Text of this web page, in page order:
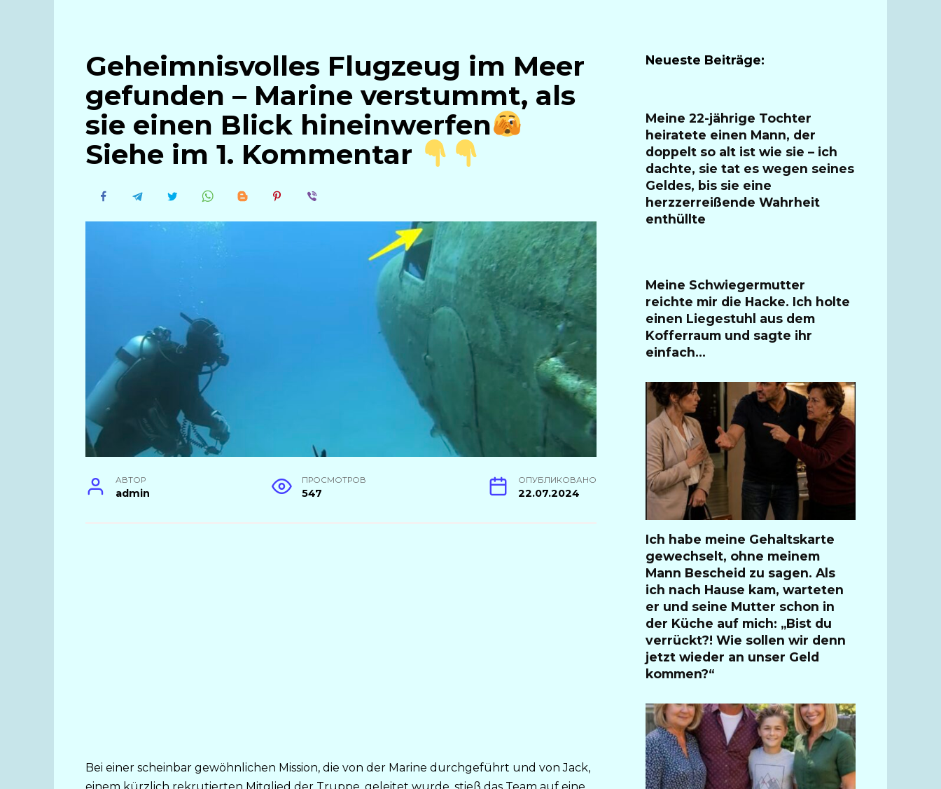
Geheimnisvolles Flugzeug im Meer
gefunden – Marine verstummt, als
sie einen Blick hineinwerfen
Siehe im 1. Kommentar
АВТОР
admin
ПРОСМОТРОВ
547
ОПУБЛИКОВАНО
22.07.2024
Bei einer scheinbar gewöhnlichen Mission, die von der Marine durchgeführt und von Jack,
einem kürzlich rekrutierten Mitglied der Truppe, geleitet wurde, stieß das Team auf eine
Neueste Beiträge:
Meine 22-jährige Tochter
heiratete einen Mann, der
doppelt so alt ist wie sie – ich
dachte, sie tat es wegen seines
Geldes, bis sie eine
herzzerreißende Wahrheit
enthüllte
Meine Schwiegermutter
reichte mir die Hacke. Ich holte
einen Liegestuhl aus dem
Kofferraum und sagte ihr
einfach…
Ich habe meine Gehaltskarte
gewechselt, ohne meinem
Mann Bescheid zu sagen. Als
ich nach Hause kam, warteten
er und seine Mutter schon in
der Küche auf mich: „Bist du
verrückt?! Wie sollen wir denn
jetzt wieder an unser Geld
kommen?“